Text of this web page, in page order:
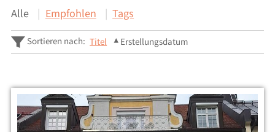
Alle Empfohlen Tags
Sortieren nach: Titel Erstellungsdatum